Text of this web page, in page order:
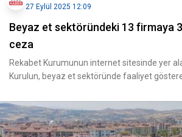
27 Eylül 2025 12:09
Beyaz et sektöründeki 13 firmaya
ceza
Rekabet Kurumunun internet sitesinde yer
Kurulun, beyaz et sektöründe faaliyet